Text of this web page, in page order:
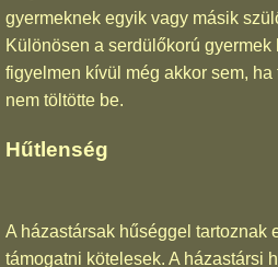
gyermeknek egyik vagy másik
Különösen a serdülőkorú
figyelmen kívül még akkor sem,
nem töltötte be.
Hűtlenség
A házastársak hűséggel tartoznak
támogatni kötelesek. A házastársi